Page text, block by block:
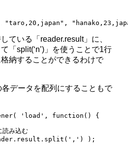
"taro,20,japan",
ている「reader.result」に、
「split(‘n’)」を使うことで1行
納することができるわけで
データを配列にすることもで
'load', function() {
み込む
);